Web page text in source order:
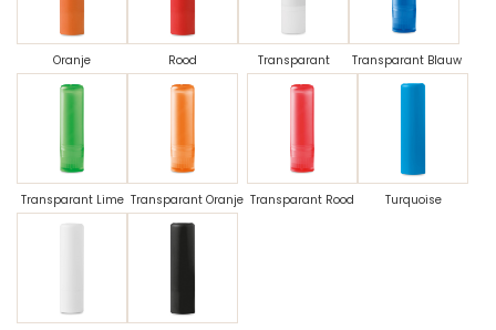
Oranje Rood Transparant Transparant Blauw
Transparant Lime Transparant Oranje Transparant Rood Turquoise